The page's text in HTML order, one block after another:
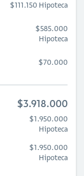
$111.150 Hipoteca
$585.000
Hipoteca
$70.000
$3.918.000
$1.950.000
Hipoteca
$1.950.000
Hipoteca